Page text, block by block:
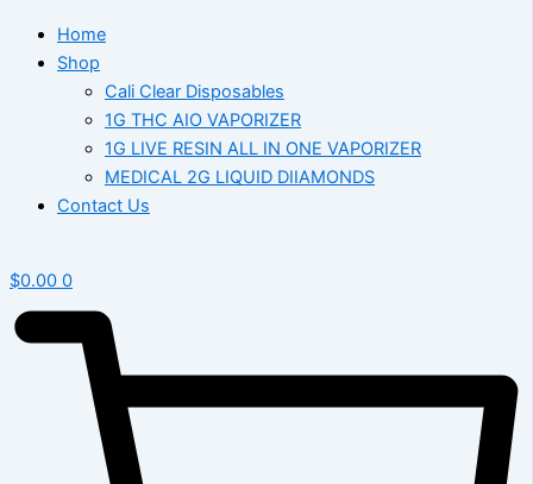
Home
Shop
Cali Clear Disposables
1G THC AIO VAPORIZER
1G LIVE RESIN ALL IN ONE VAPORIZER
MEDICAL 2G LIQUID DIIAMONDS
Contact Us
$0.00 0